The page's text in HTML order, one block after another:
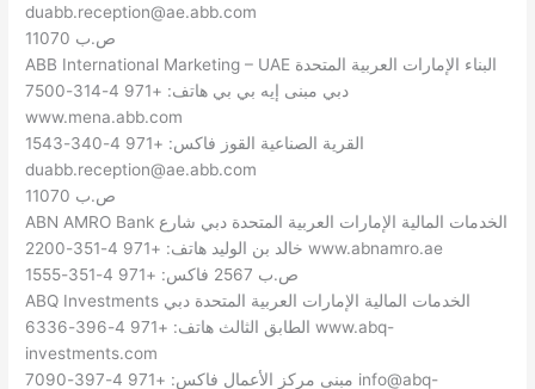
duabb.reception@ae.abb.com
ص.ب 11070
ABB International Marketing – UAE البناء الإمارات العربية المتحدة
دبي مبنى إيه بي بي هاتف: +971 4-314-7500
www.mena.abb.com
القرية الصناعية القوز فاكس: +971 4-340-1543
duabb.reception@ae.abb.com
ص.ب 11070
ABN AMRO Bank الخدمات المالية الإمارات العربية المتحدة دبي شارع
خالد بن الوليد هاتف: +971 4-351-2200 www.abnamro.ae
ص.ب 2567 فاكس: +971 4-351-1555
ABQ Investments الخدمات المالية الإمارات العربية المتحدة دبي
الطابق الثالث هاتف: +971 4-396-6336 www.abq-
investments.com
info@abq-